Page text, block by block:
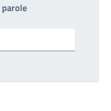
parole